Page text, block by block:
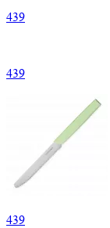
439
439
439